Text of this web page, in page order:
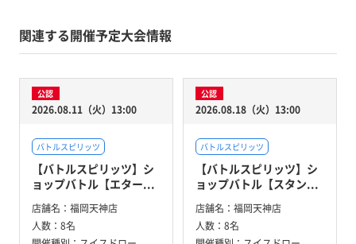
関連する開催予定大会情報
公認
2026.08.11（火）13:00
バトルスピリッツ
【バトルスピリッツ】シ
ョップバトル【エター...
店舗名： 福岡天神店
人数： 8名
公認
2026.08.18（火）13:00
バトルスピリッツ
【バトルスピリッツ】シ
ョップバトル【スタン...
店舗名： 福岡天神店
人数： 8名